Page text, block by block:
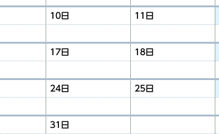
10日 11日
17日 18日
24日 25日
31日